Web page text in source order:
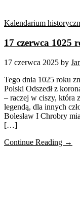
Kalendarium
17 czerwca 1025
17 czerwca 2025 by
Tego dnia 1025 roku
Polski Odszedł z
– raczej w ciszy, która
legendą, dla innych
Bolesław I Chrobry
[…]
Continue Reading →